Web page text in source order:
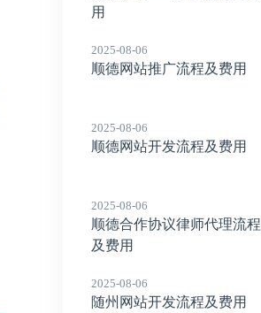
用
2025-08-06
顺德网站推广流程及费用
2025-08-06
顺德网站开发流程及费用
2025-08-06
顺德合作协议律师代理流程
及费用
2025-08-06
随州网站开发流程及费用